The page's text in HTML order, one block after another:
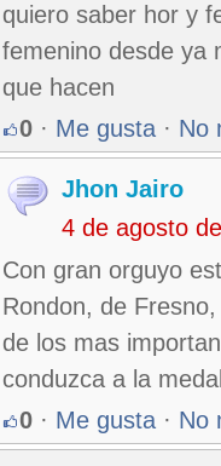
quiero saber hor y
femenino desde ya
que hacen
0 · Me gusta · No
Jhon Jairo
4 de agosto
Con gran orguyo
Rondon, de
de los mas
conduzca a la
0 · Me gusta · No